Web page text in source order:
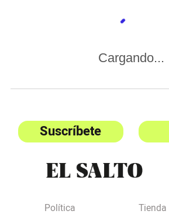
Cargando...
Suscríbete
Política
Tienda